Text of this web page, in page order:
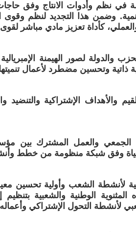
في نظم وأدوات الانتاج وفق
وضمن هذا التجديد لنظم وقوى
كأداة تعزيز مادي مباشر لقوى
والدولة لصور الهيمنة
ذاتية وتحسين مضطرد لأعمال
والأهداف الإشتراكية والتنضيد
الجمعي والعمل المشترك بين
وفق شبكة منظومة من خطط
لأنشطة الشعب وأولية
المثنوية الوطنية والشعبية
لأنشطة التحول الإشتراكي وأعماله